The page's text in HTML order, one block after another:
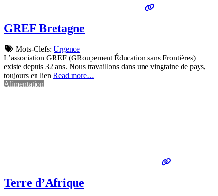
GREF Bretagne
Mots-Clefs: Urgence
L’association GREF (GRoupement Éducation sans Frontières)
existe depuis 32 ans. Nous travaillons dans une vingtaine de pays,
toujours en lien Read more…
Alimentation
Terre d’Afrique